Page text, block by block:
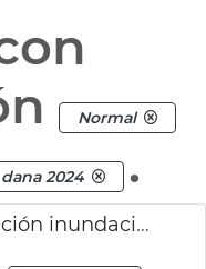
Normal
dana 2024 .
Mapa Bomberos prevención inundaciones fluviales